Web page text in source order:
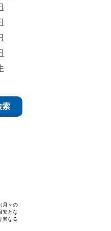
索
月々の
安とな
異なる